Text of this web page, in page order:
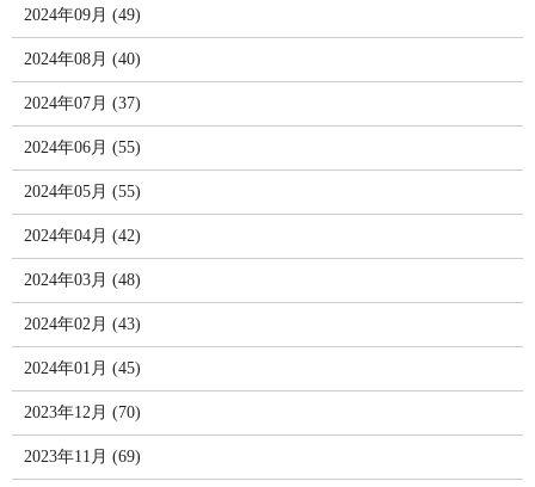
2024年09月 (49)
2024年08月 (40)
2024年07月 (37)
2024年06月 (55)
2024年05月 (55)
2024年04月 (42)
2024年03月 (48)
2024年02月 (43)
2024年01月 (45)
2023年12月 (70)
2023年11月 (69)